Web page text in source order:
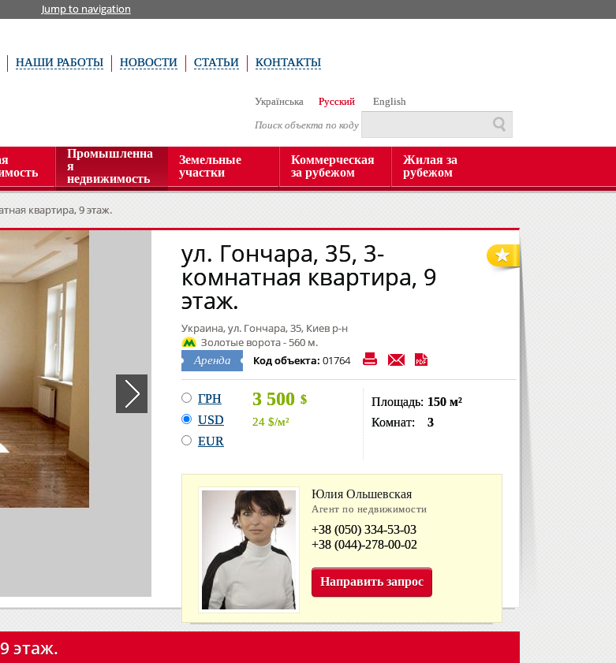
Jump to navigation
НАШИ РАБОТЫ НОВОСТИ СТАТЬИ КОНТАКТЫ
Українська Русский
English
Поиск объекта по коду
Промышленна
я
недвижимость
Земельные
участки
Коммерческая
за рубежом
Жилая за
рубежом
квартира, 9 этаж.
ул. Гончара, 35, 3-
комнатная квартира, 9
этаж.
Украина, ул. Гончара, 35, Киев р-н
Золотые ворота - 560 м.
Аренда Код объекта: 01764
ГРН
USD
EUR
3 500 $
24 $/м²
Площадь: 150 м²
Комнат:
3
Юлия Ольшевская
Агент по недвижимости
+38 (050) 334-53-03
+38 (044)-278-00-02
Направить запрос
этаж.